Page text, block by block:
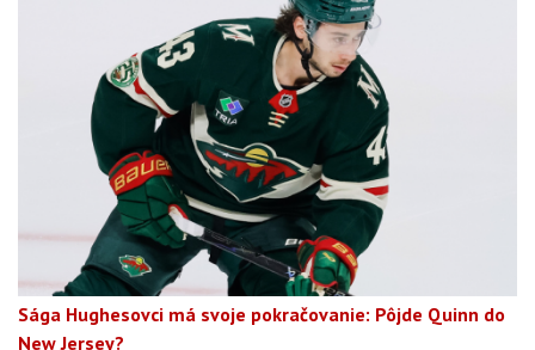
Sága Hughesovci má svoje pokračovanie: Pôjde Quinn do
New Jersey?